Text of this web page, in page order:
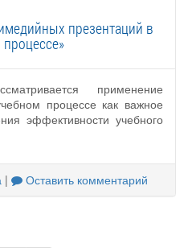
презентаций в
применение
процессе как важное
эффективности учебного
| Оставить комментарий